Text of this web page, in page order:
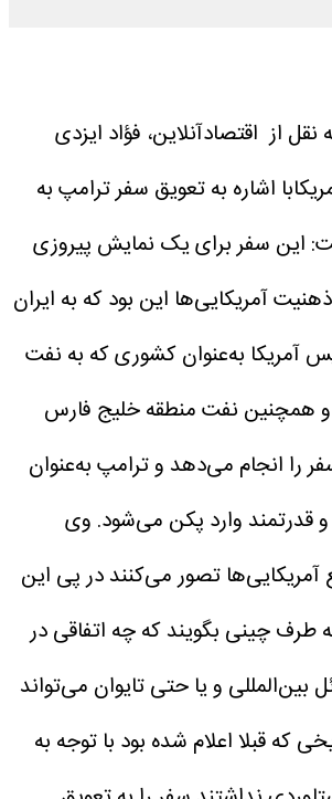
نقل از اقتصادآنلاین، فؤاد ایزدی
اشاره به تعویق سفر ترامپ به
این سفر برای یک نمایش پیروزی
آمریکایی‌ها این بود که به ایران
آمریکا به‌عنوان کشوری که به نفت
و همچنین نفت منطقه خلیج فارس
را انجام می‌دهد و ترامپ به‌عنوان
قدرتمند وارد پکن می‌شود. وی
آمریکایی‌ها تصور می‌کنند در پی این
طرف چینی بگویند که چه اتفاقی در
بین‌المللی و یا حتی تایوان می‌تواند
که قبلا اعلام شده بود با توجه به